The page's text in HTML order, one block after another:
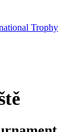
Trophy